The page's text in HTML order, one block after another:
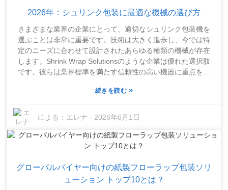
ません。より高い品質基準とより低いコスト。これは冗談で
はありません。自動フロー包装機は、これらの課題に取り組
むための非常に確実なソリューションのように思えます。ス
ナック菓子から医薬品まで、さまざまな製品を効率的に処理
できるように設計されています。しかし、重要なのは、自動
化への移行は単にプラグアンドプレイで済むようなものでは
ないということです。綿密な計画が必要です。導入に踏み切
る前に、具体的なニーズと現在のシステム構成をよく検討す
から学ぶことで、多くの問題を回避できる場合もあります。
そして、信頼性が非常に重要であることを忘れてはなりませ
ん。専門家は、機械を徹底的にテストし、定期的なメンテナ
ンスを行うことで、すべてがスムーズに稼働することを推奨
しています。業界が進化し続ける中で、常に最新情報を把握
し、柔軟に対応することがこれまで以上に重要になっていま
す。自動フロー包装機を選ぶことで、包装の取り扱い方法が
大きく変わる可能性がありますが、最大限の効果を得るため
2026年：シュリンク包装に最適な機械の選び方
さまざまな業界の企業にとって、適切なシュリンク包装機を
選ぶことは非常に重要です。技術は大きく進歩し、今では特
定のニーズに合わせて設計されたあらゆる種類の機械が存在
します。Shrink Wrap Solutionsのような企業は優れた選択肢
です。彼らは業界標準を満たす信頼性の高い機器に重点を置
包装機は、非常に効率的で作業がスムーズに進むため、最近
と保護状態に大きな影響を与えます。製品がきちんと包装さ
れていれば、長持ちし、顧客の品質に対する期待に応えるこ
とができます。とはいえ、選択肢が非常に多いため、どれを
選べばよいか迷ってしまうかもしれません。各機械には、速
製品の種類を考慮することが非常に重要です。正直なとこ
ろ、選択肢が多すぎて混乱してしまうのも無理はありませ
続きを読む »
による： エレナ -2026年6月1日
グローバルバイヤー向けの紙製フローラップ包装ソリ
ューション トップ10とは？